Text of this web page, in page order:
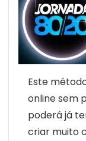
Este
online sem
poderá já
criar muito